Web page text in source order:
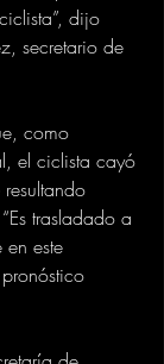
dijo
secretario de
como
el ciclista cayó
trasladado a
este